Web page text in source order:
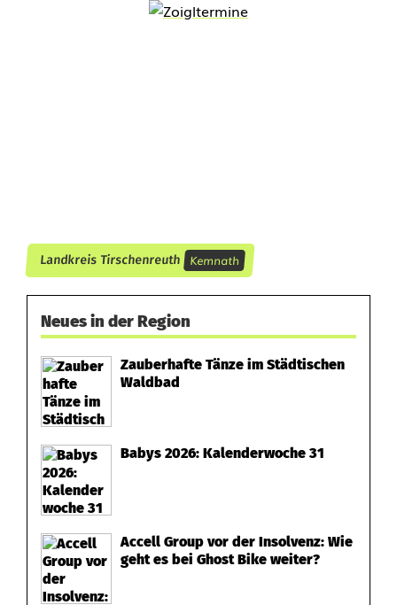
Landkreis Tirschenreuth Kemnath
Neues in der Region
Zauberhafte Tänze im Städtischen
Waldbad
Babys 2026: Kalenderwoche 31
Accell Group vor der Insolvenz: Wie
geht es bei Ghost Bike weiter?